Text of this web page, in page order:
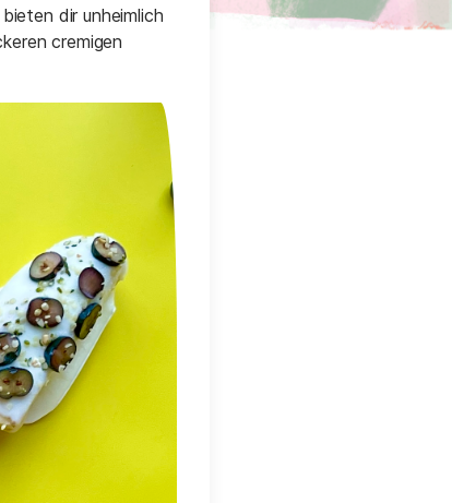
dir unheimlich
cremigen